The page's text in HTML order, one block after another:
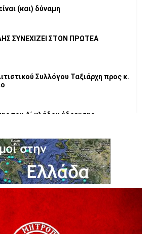
(και) δύναμη
ΣΥΝΕΧΙΖΕΙ ΣΤΟΝ ΠΡΩΤΕΑ
Συλλόγου Ταξιάρχη προς κ.
του Α΄ κλάδου ύδρευσης
για μια μοναδική συναυλία
του «Πολιτιστικού
την βραβευμένη ταινία «Μικρές
18χρονος αλλοδαπός, για κλοπή